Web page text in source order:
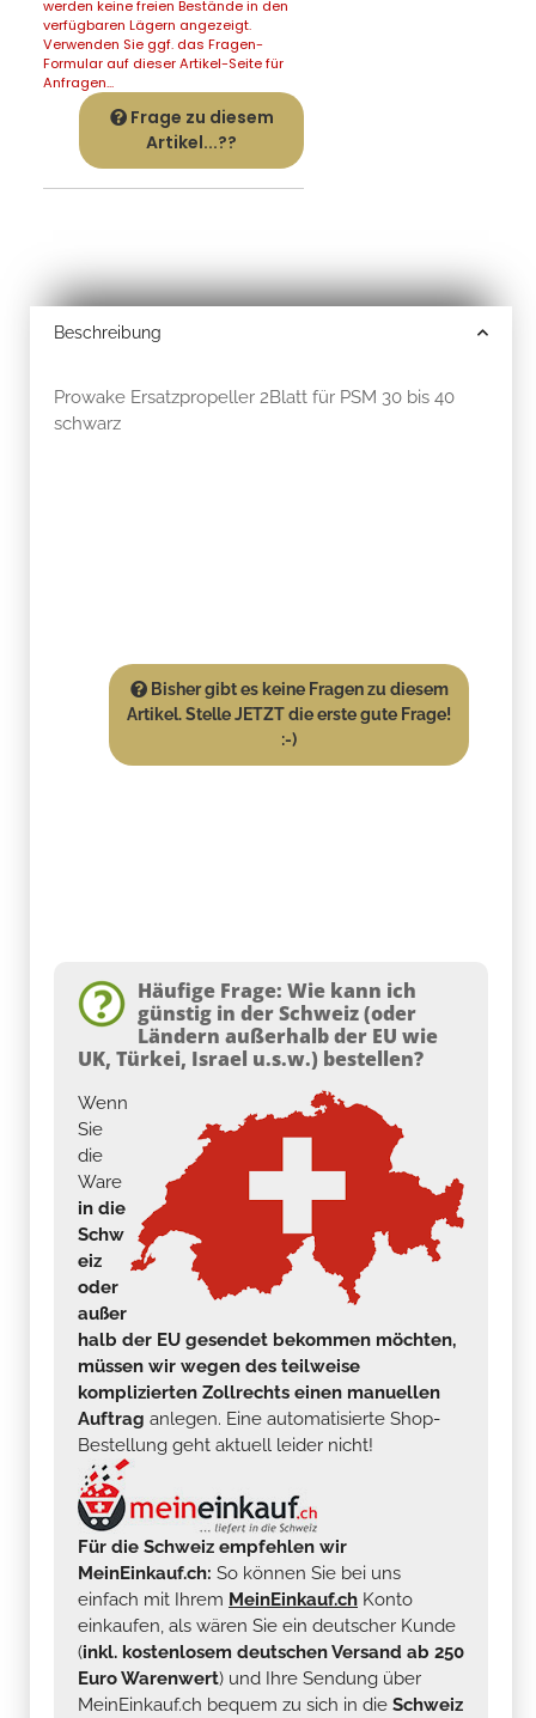
werden keine freien Bestände in den
verfügbaren Lägern angezeigt.
Verwenden Sie ggf. das Fragen-
Formular auf dieser Artikel-Seite für
Anfragen...
Frage zu diesem
Artikel...??
Beschreibung
Prowake Ersatzpropeller 2Blatt für PSM 30 bis 40
schwarz
Bisher gibt es keine Fragen zu diesem
Artikel. Stelle JETZT die erste gute Frage!
:-)
Häufige Frage: Wie kann ich
günstig in der Schweiz (oder
Ländern außerhalb der EU wie
UK, Türkei, Israel u.s.w.) bestellen?
Wenn
Sie
die
Ware
in die
Schw
eiz
oder
außer
halb der EU gesendet bekommen möchten,
müssen wir wegen des teilweise
komplizierten Zollrechts einen manuellen
Auftrag anlegen. Eine automatisierte Shop-
Bestellung geht aktuell leider nicht!
Für die Schweiz empfehlen wir
MeinEinkauf.ch: So können Sie bei uns
einfach mit Ihrem MeinEinkauf.ch Konto
einkaufen, als wären Sie ein deutscher Kunde
(inkl. kostenlosem deutschen Versand ab 250
Euro Warenwert) und Ihre Sendung über
MeinEinkauf.ch bequem zu sich in die Schweiz